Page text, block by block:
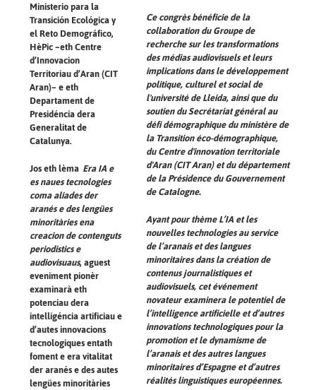
Ministerio para la
Transición Ecológica y
el Reto Demográfico,
HèPic –eth Centre
d’Innovacion
Territoriau d’Aran (CIT
Aran)– e eth
Departament de
Presidéncia dera
Generalitat de
Catalunya.
Jos eth lèma Era IA e
es naues tecnologies
coma aliades der
aranés e des lengües
minoritàries ena
creacion de contenguts
periodistics e
audiovisuaus, aguest
eveniment pionèr
examinarà eth
potenciau dera
intelligéncia artificiau e
d’autes innovacions
tecnologiques entath
foment e era vitalitat
der aranés e des autes
lengües minoritàries
Ce congrès bénéficie de la
collaboration du Groupe de
recherche sur les transformations
des médias audiovisuels et leurs
implications dans le développement
politique, culturel et social de
l'université de Lleida, ainsi que du
soutien du Secrétariat général au
défi démographique du ministère de
la Transition éco-démographique,
du Centre d'innovation territoriale
d'Aran (CIT Aran) et du département
de la Présidence du Gouvernement
de Catalogne.
Ayant pour thème L’IA et les
nouvelles technologies au service
de l’aranais et des langues
minoritaires dans la création de
contenus journalistiques et
audiovisuels, cet événement
novateur examinera le potentiel de
l’intelligence artificielle et d’autres
innovations technologiques pour la
promotion et le dynamisme de
l’aranais et des autres langues
minoritaires d’Espagne et d’autres
réalités linguistiques européennes.